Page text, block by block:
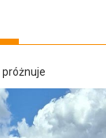
próżnuje